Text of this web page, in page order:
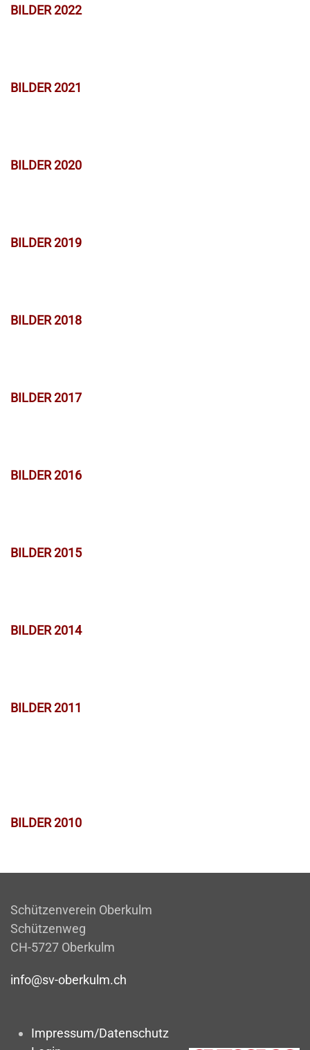
BILDER 2022
BILDER 2021
BILDER 2020
BILDER 2019
BILDER 2018
BILDER 2017
BILDER 2016
BILDER 2015
BILDER 2014
BILDER 2011
BILDER 2010
Schützenverein Oberkulm
Schützenweg
CH-5727 Oberkulm
info@sv-oberkulm.ch
Impressum/Datenschutz